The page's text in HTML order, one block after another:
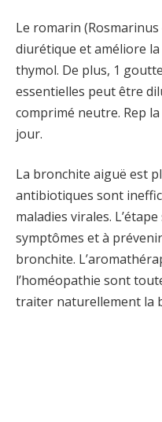
Le romarin
diurétique et améliore
thymol. De plus, 1
essentielles peut être
comprimé neutre. Rep
jour.
La bronchite aiguë est
antibiotiques sont
maladies virales.
symptômes et à
bronchite.
l’homéopathie sont
traiter naturellement la